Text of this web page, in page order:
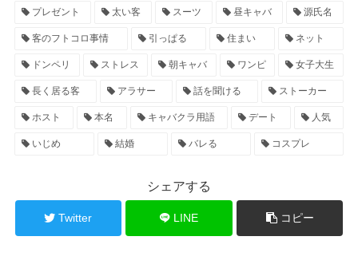
プレゼント 太い客 スーツ 昼キャバ 源氏名
客のフトコロ事情 引っぱる 住まい ネット
ドンペリ ストレス 朝キャバ ワンピ 女子大生
長く居る客 アラサー 話を聞ける ストーカー
ホスト 本名 キャバクラ用語 デート 人気
いじめ 結婚 バレる コスプレ
シェアする
Twitter LINE コピー